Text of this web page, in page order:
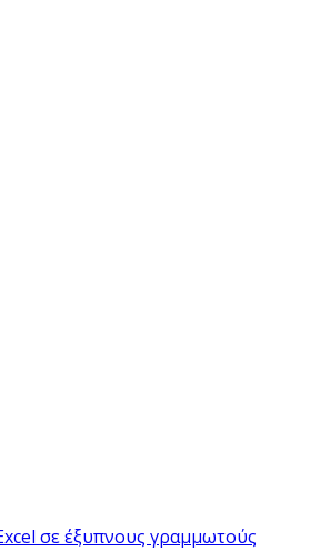
σε έξυπνους γραμμωτούς